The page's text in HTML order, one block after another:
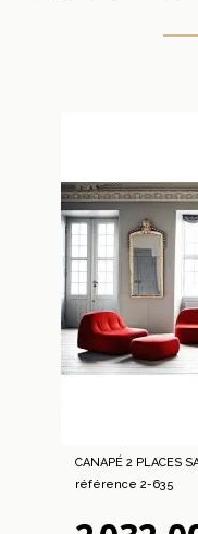
CANAPÉ 2 PLACES
référence 2-635